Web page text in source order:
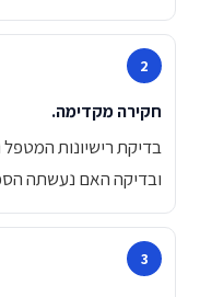
חקירה מקדימה.
בדיקת רישיונות המטפל
ובדיקה האם נעשתה